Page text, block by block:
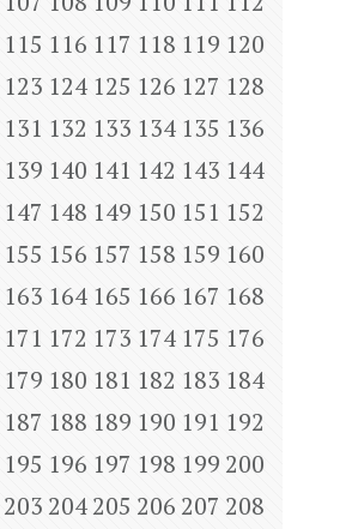
115 116 117 118 119 120
123 124 125 126 127 128
131 132 133 134 135 136
139 140 141 142 143 144
147 148 149 150 151 152
155 156 157 158 159 160
163 164 165 166 167 168
171 172 173 174 175 176
179 180 181 182 183 184
187 188 189 190 191 192
195 196 197 198 199 200
203 204205 206 207 208